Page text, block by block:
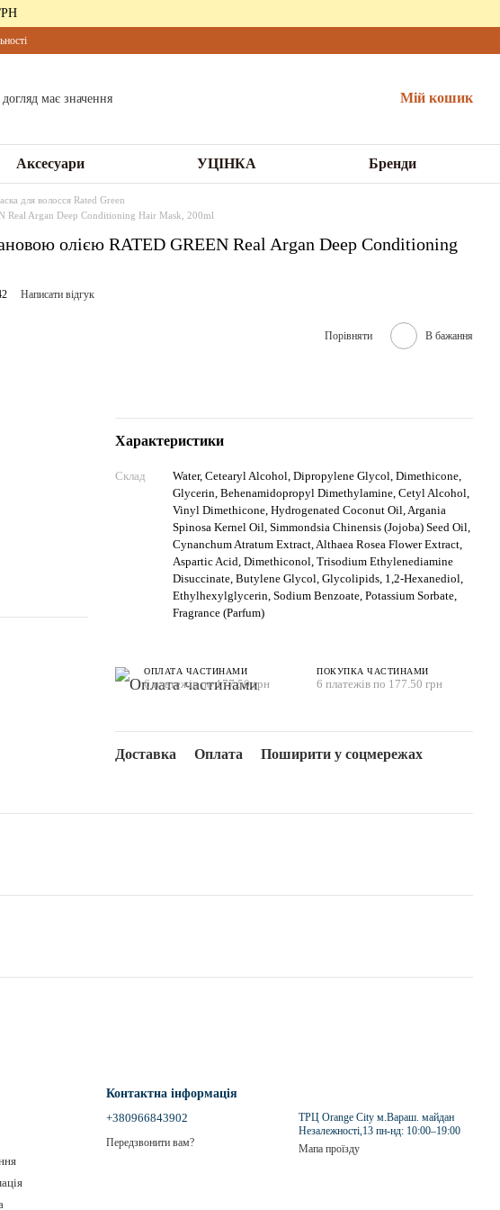
Мій кошик
Аксесуари УЦІНКА Бренди
для волосся Rated Green
Real Argan Deep Conditioning Hair Mask, 200ml
олією RATED GREEN Real Argan Deep Conditioning
Написати відгук
Порівняти В бажання
Характеристики
Склад
Water, Cetearyl Alcohol, Dipropylene Glycol, Dimethicone,
Glycerin, Behenamidopropyl Dimethylamine, Cetyl Alcohol,
Vinyl Dimethicone, Hydrogenated Coconut Oil, Argania
Spinosa Kernel Oil, Simmondsia Chinensis (Jojoba) Seed Oil,
Cynanchum Atratum Extract, Althaea Rosea Flower Extract,
Aspartic Acid, Dimethiconol, Trisodium Ethylenediamine
Disuccinate, Butylene Glycol, Glycolipids, 1,2-Hexanediol,
Ethylhexylglycerin, Sodium Benzoate, Potassium Sorbate,
Fragrance (Parfum)
ОПЛАТА ЧАСТИНАМИ
6 платежів по 177.50 грн
ПОКУПКА ЧАСТИНАМИ
6 платежів по 177.50 грн
Доставка Оплата Поширити у соцмережах
Контактна інформація
+380966843902
Передзвонити вам?
ТРЦ Orange City м.Вараш. майдан
Незалежності,13 пн-нд: 10:00–19:00
Мапа проїзду